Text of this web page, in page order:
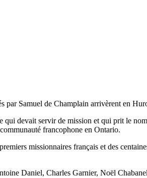
par Samuel de Champlain arrivèrent en
qui devait servir de mission et qui prit le
francophone en Ontario.
missionnaires français et des
Daniel, Charles Garnier, Noël